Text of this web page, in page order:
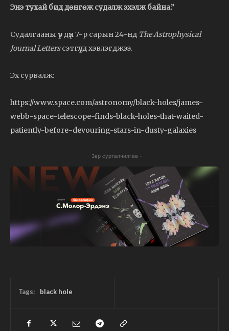
Энэ тухай бид дөнгөж судалж эхэлж байна.”
Судалгааны үр дүн 7-р сарын 24-нд The Astrophysical
Journal Lettersсэтгүүлд хэвлэгджээ.
Эх сурвалж:
https://www.space.com/astronomy/black-holes/james-
webb-space-telescope-finds-black-holes-that-waited-
patiently-before-devouring-stars-in-dusty-galaxies
- Зар сурталчилгаа -
Tags: black hole